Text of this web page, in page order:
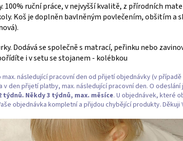
100% ruční práce, v nejvyšší kvalitě, z přírodních
Koš je doplněn bavlněným povlečením, obšitím a
Dodává se společně s matrací, peřinku nebo
i v setu se stojanem - kolébkou
následující pracovní den od přijetí objednávky (v
den přijetí platby, max. následující pracovní den. O
týdnů. Někdy 3 týdnů, max. měsíce. U objednávek, které
objednávka kompletní a přijdou chybějící produkty. Děkuji